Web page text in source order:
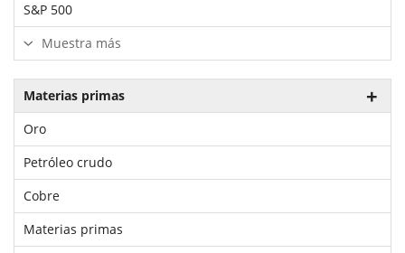
S&P 500
Muestra más
Materias primas
Oro
Petróleo crudo
Cobre
Materias primas